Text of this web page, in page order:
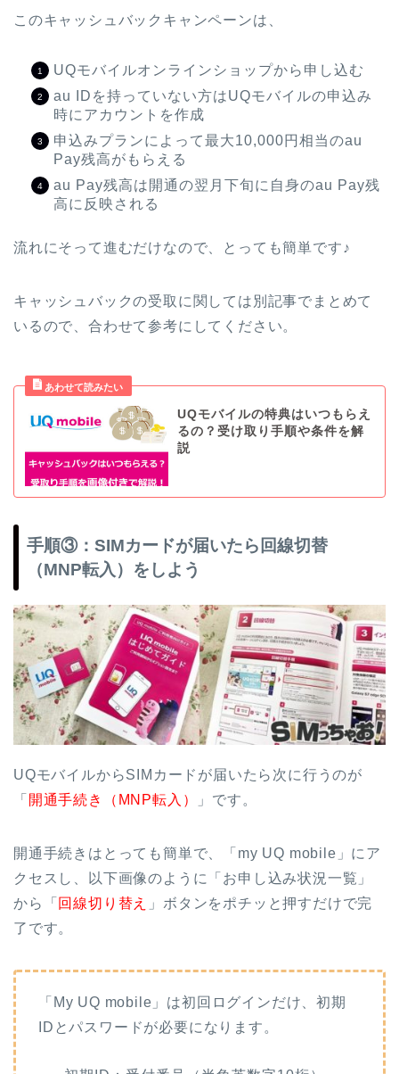
このキャッシュバックキャンペーンは、
UQモバイルオンラインショップから申し込む
au IDを持っていない方はUQモバイルの申込み
時にアカウントを作成
申込みプランによって最大10,000円相当のau
Pay残高がもらえる
au Pay残高は開通の翌月下旬に自身のau Pay残
高に反映される
流れにそって進むだけなので、とっても簡単です♪
キャッシュバックの受取に関しては別記事でまとめて
いるので、合わせて参考にしてください。
UQモバイルの特典はいつもらえ
るの？受け取り手順や条件を解
説
手順③：SIMカードが届いたら回線切替
（MNP転入）をしよう
UQモバイルからSIMカードが届いたら次に行うのが
「 開通手続き（MNP転入） 」です。
開通手続きはとっても簡単で、「my UQ mobile」にア
クセスし、以下画像のように「お申し込み状況一覧」
から「 回線切り替え
」ボタンをポチッと押すだけで完
了です。
「My UQ mobile」は初回ログインだけ、初期
IDとパスワードが必要になります。